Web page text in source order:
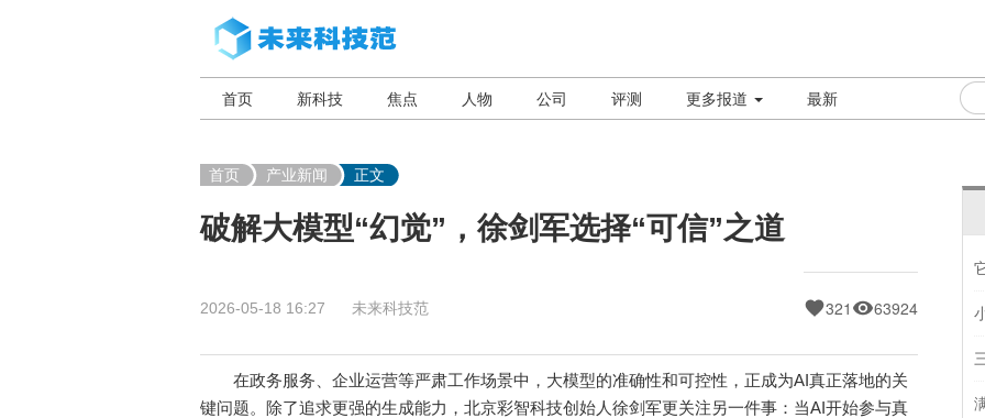
首页 新科技 焦点 人物 公司 评测 更多报道 最新
首页 产业新闻 正文
破解大模型“幻觉”，徐剑军选择“可信”之道
2026-05-18 16:27 未来科技范 321 63924
在政务服务、企业运营等严肃工作场景中，大模型的准确性和可控性，正成为AI真正落地的关
键问题。除了追求更强的生成能力，北京彩智科技创始人徐剑军更关注另一件事：当AI开始参与真